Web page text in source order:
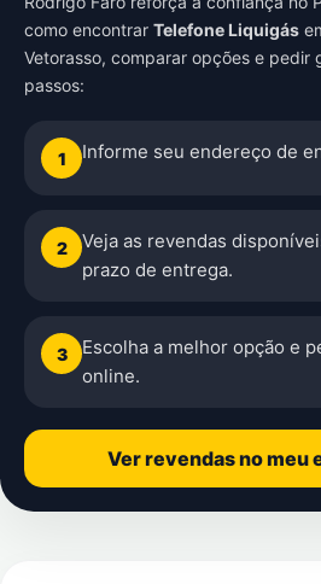
como encontrar Telefone Liquigás
Vetorasso, comparar opções e pedir
passos:
1 Informe seu endereço de
2
Veja as revendas
prazo de entrega.
3
Escolha a melhor opção e
online.
Ver revendas no meu